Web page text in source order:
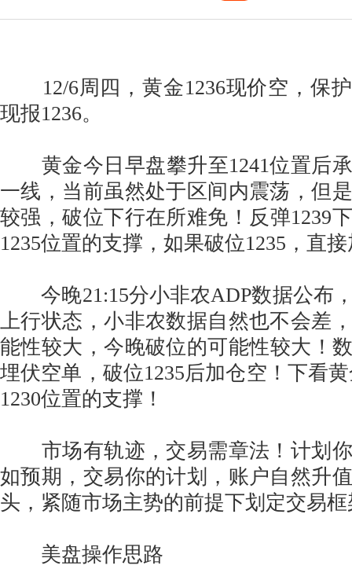
12/6周四，黄金1236现价空，保护
现报1236。
黄金今日早盘攀升至1241位置后承
一线，当前虽然处于区间内震荡，但
较强，破位下行在所难免！反弹1239
1235位置的支撑，如果破位1235，直
今晚21:15分小非农ADP数据公布
上行状态，小非农数据自然也不会差
能性较大，今晚破位的可能性较大！
埋伏空单，破位1235后加仓空！下看
1230位置的支撑！
市场有轨迹，交易需章法！计划你
如预期，交易你的计划，账户自然升
头，紧随市场主势的前提下划定交易
美盘操作思路